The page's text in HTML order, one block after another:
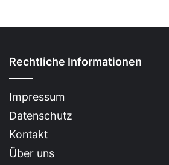
Das Wichtigste in Kürze:
Nach einer Bandscheiben-
Bücken vermieden werden,
Rechtliche Informationen
Impressum
Datenschutz
Kontakt
Über uns